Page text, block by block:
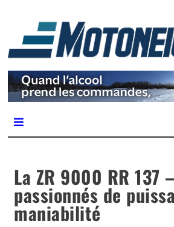
Magazine
La ZR 9000 RR 137
passionnés de
maniabilité